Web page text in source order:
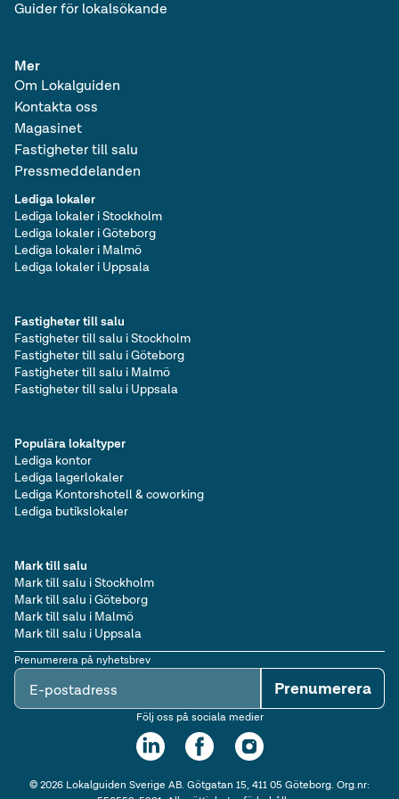
Guider för lokalsökande
Mer
Om Lokalguiden
Kontakta oss
Magasinet
Fastigheter till salu
Pressmeddelanden
Lediga lokaler
Lediga lokaler i Stockholm
Lediga lokaler i Göteborg
Lediga lokaler i Malmö
Lediga lokaler i Uppsala
Populära lokaltyper
Lediga kontor
Lediga lagerlokaler
Lediga Kontorshotell & coworking
Lediga butikslokaler
Fastigheter till salu
Fastigheter till salu i Stockholm
Fastigheter till salu i Göteborg
Fastigheter till salu i Malmö
Fastigheter till salu i Uppsala
Mark till salu
Mark till salu i Stockholm
Mark till salu i Göteborg
Mark till salu i Malmö
Mark till salu i Uppsala
Prenumerera på nyhetsbrev
E-postadress Prenumerera
Följ oss på sociala medier
©2026Lokalguiden Sverige AB. Götgatan 15, 411 05 Göteborg. Org.nr: